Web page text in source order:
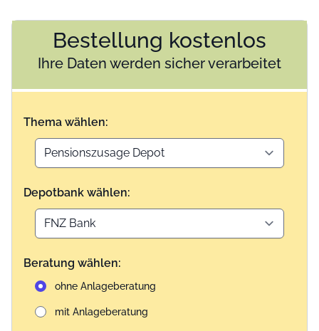
Bestellung kostenlos
Ihre Daten werden sicher verarbeitet
Thema wählen:
Depotbank wählen:
Beratung wählen:
ohne Anlageberatung
mit Anlageberatung